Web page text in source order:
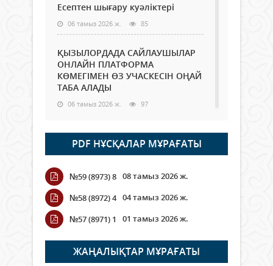
Есептен шығару куәліктері
06 тамыз 2026 ж. 85
ҚЫЗЫЛОРДАДА САЙЛАУШЫЛАР
ОНЛАЙН ПЛАТФОРМА
КӨМЕГІМЕН ӨЗ УЧАСКЕСІН ОҢАЙ
ТАБА АЛАДЫ
06 тамыз 2026 ж. 97
Open Air: Қызылорда облысы
полиция департаменті 20
мыңнан астам көрерменнің
қауіпсіздігін қамтамасыз етті
06 тамыз 2026 ж.
Wi-Fi ҚАБЫРҒА АРҚЫЛЫ ҚАЛАЙ
ӨТЕДІ?
06 тамыз 2026 ж. 276
PDF НҰСҚАЛАР МҰРАҒАТЫ
№59 (8973) 8 08 тамыз 2026 ж.
№58 (8972) 4 04 тамыз 2026 ж.
№57 (8971) 1
01 тамыз 2026 ж.
ЖАҢАЛЫҚТАР МҰРАҒАТЫ